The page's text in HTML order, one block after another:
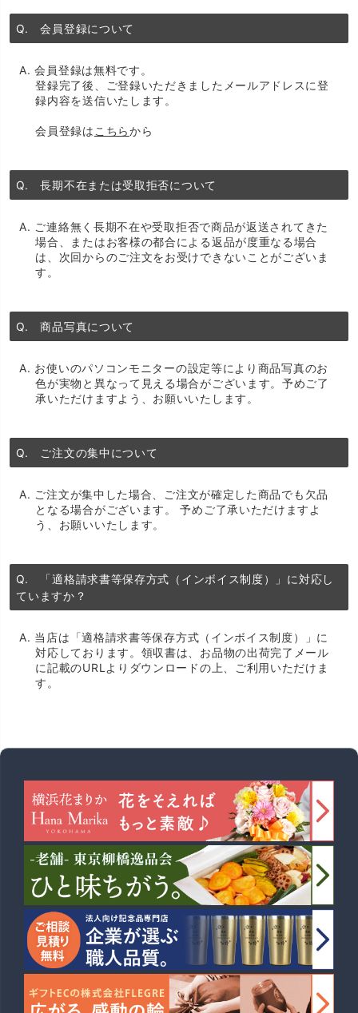
Q. 会員登録について
A. 会員登録は無料です。
登録完了後、ご登録いただきましたメールアドレスに登
録内容を送信いたします。
会員登録は こちらから
Q. 長期不在または受取拒否について
A. ご連絡無く長期不在や受取拒否で商品が返送されてきた
場合、またはお客様の都合による返品が度重なる場合
は、次回からのご注文をお受けできないことがございま
す。
Q. 商品写真について
A. お使いのパソコンモニターの設定等により商品写真のお
色が実物と異なって見える場合がございます。予めご了
承いただけますよう、お願いいたします。
Q. ご注文の集中について
A. ご注文が集中した場合、ご注文が確定した商品でも欠品
となる場合がございます。 予めご了承いただけますよ
う、お願いいたします。
Q. 「適格請求書等保存方式（インボイス制度）」に対応し
ていますか？
A. 当店は「適格請求書等保存方式（インボイス制度）」に
対応しております。領収書は、お品物の出荷完了メール
に記載のURLよりダウンロードの上、ご利用いただけま
す。